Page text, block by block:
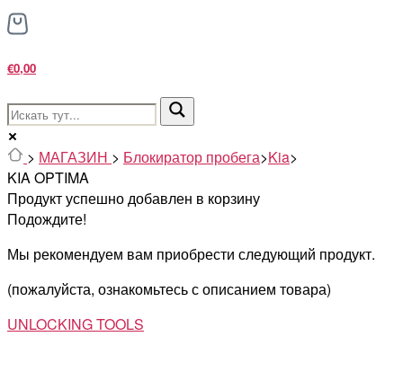
€0,00
> МАГАЗИН > Блокиратор пробега>Kia>
KIA OPTIMA
Продукт успешно добавлен в корзину
Подождите!
Мы рекомендуем вам приобрести следующий продукт.
(пожалуйста, ознакомьтесь с описанием товара)
UNLOCKING TOOLS